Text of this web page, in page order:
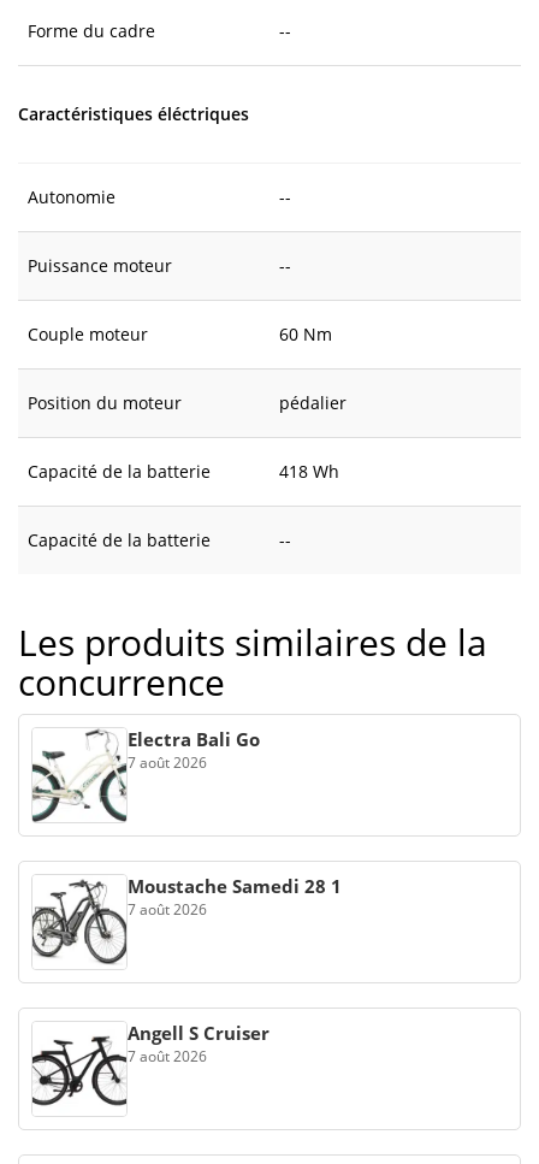
Forme du cadre --
Caractéristiques éléctriques
Autonomie --
Puissance moteur --
Couple moteur 60 Nm
Position du moteur pédalier
Capacité de la batterie 418 Wh
Capacité de la batterie --
Les produits similaires de la
concurrence
Electra Bali Go
7 août 2026
Moustache Samedi 28 1
7 août 2026
Angell S Cruiser
7 août 2026